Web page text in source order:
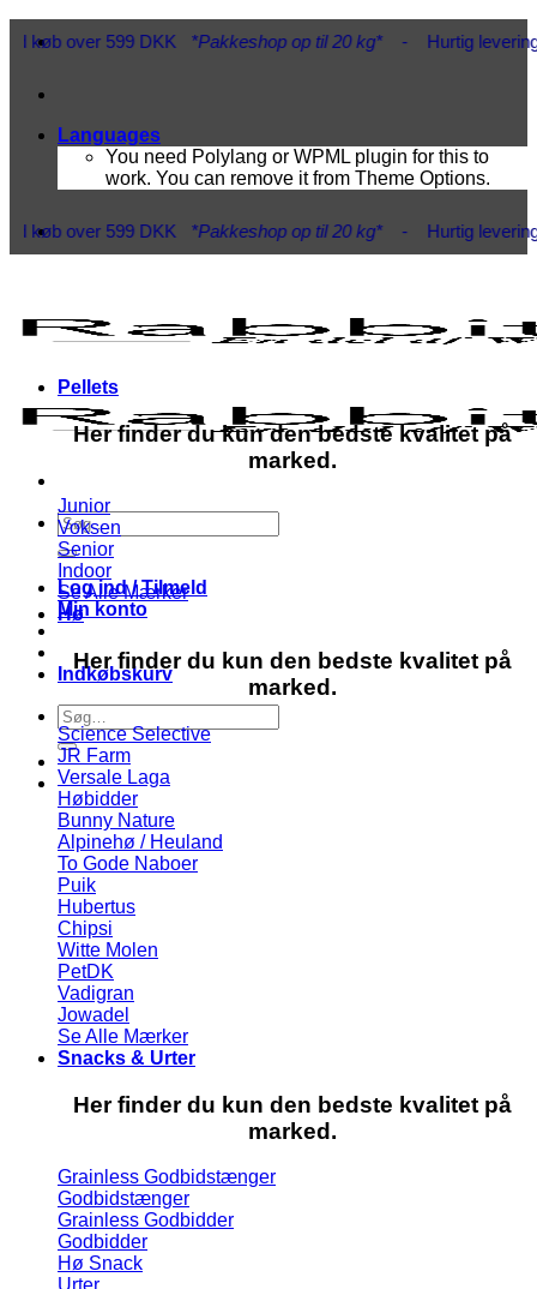
*Pakkeshop op til 20 kg*- Hurtig levering 1-3 hverdage*Vi
Languages
You need Polylang or WPML plugin for this to
work. You can remove it from Theme Options.
*Pakkeshop op til 20 kg*- Hurtig levering 1-3 hverdage*Vi
Søg
efter:
Log ind / Tilmeld
Min konto
Indkøbskurv
Søg
efter:
Pellets
Her finder du kun den bedste kvalitet på
marked.
Junior
Voksen
Senior
Indoor
Se Alle Mærker
Hø
Her finder du kun den bedste kvalitet på
marked.
Science Selective
JR Farm
Versale Laga
Høbidder
Bunny Nature
Alpinehø / Heuland
To Gode Naboer
Puik
Hubertus
Chipsi
Witte Molen
PetDK
Vadigran
Jowadel
Se Alle Mærker
Snacks & Urter
Her finder du kun den bedste kvalitet på
marked.
Grainless Godbidstænger
Godbidstænger
Grainless Godbidder
Godbidder
Hø Snack